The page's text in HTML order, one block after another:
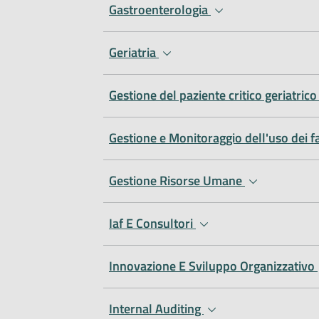
Gastroenterologia
Geriatria
Gestione del paziente critico geriatrico
Gestione e Monitoraggio dell'uso dei
Gestione Risorse Umane
Iaf E Consultori
Innovazione E Sviluppo Organizzativo
Internal Auditing